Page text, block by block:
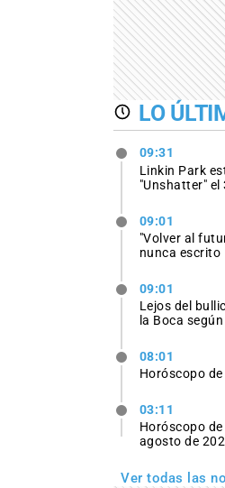
LO
09:31
Linkin Park
"Unshatter" el
09:01
"Volver al
nunca escrito
09:01
Lejos del
la Boca
08:01
Horóscopo
03:11
Horóscopo
agosto de
Ver todas las